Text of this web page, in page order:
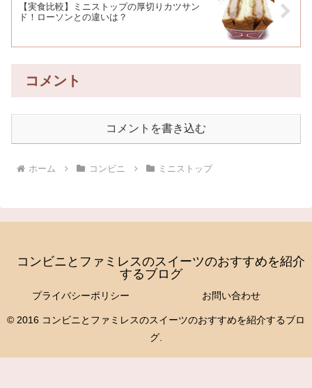
【実食比較】ミニストップの厚切りカツサン
ド！ローソンとの違いは？
コメント
コメントを書き込む
ホーム コンビニ ミニストップ
コンビニとファミレスのスイーツのおすすめを紹介
するブログ
プライバシーポリシー お問い合わせ
© 2016 コンビニとファミレスのスイーツのおすすめを紹介するブロ
グ.